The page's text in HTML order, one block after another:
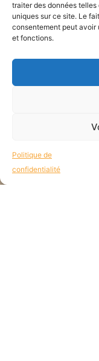
traiter des données
uniques sur ce site. Le
consentement peut
et fonctions.
Politique de
confidentialité
nouvelles